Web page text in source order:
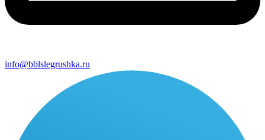
info@bblslegrushka.ru